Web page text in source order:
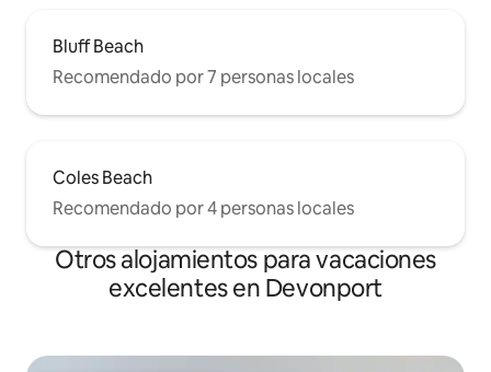
Bluff Beach
Recomendado por 7 personas locales
Coles Beach
Recomendado por 4 personas locales
Otros alojamientos para vacaciones
excelentes en Devonport